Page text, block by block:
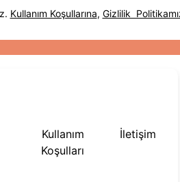
Kullanım
Koşulları
İletişim